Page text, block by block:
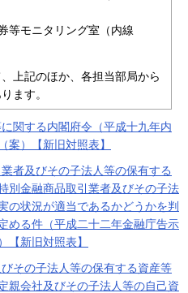
等モニタリング室（内線
上記のほか、各担当部局から
ます。
関する内閣府令（平成十九年内
案）【新旧対照表】
者及びその子法人等の保有する
別金融商品取引業者及びその子法
の状況が適当であるかどうかを判
める件（平成二十二年金融庁告示
【新旧対照表】
その子法人等の保有する資産等
親会社及びその子法人等の自己資